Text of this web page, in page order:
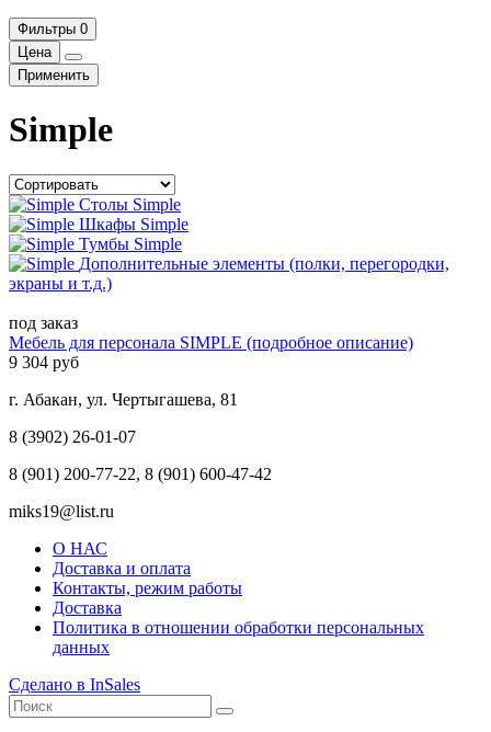
Фильтры 0
Цена
Применить
Simple
Столы Simple
Шкафы Simple
Тумбы Simple
Дополнительные элементы (полки, перегородки,
экраны и т.д.)
под заказ
Мебель для персонала SIMPLE (подробное описание)
9 304 руб
г. Абакан, ул. Чертыгашева, 81
8 (3902) 26-01-07
8 (901) 200-77-22, 8 (901) 600-47-42
miks19@list.ru
О НАС
Доставка и оплата
Контакты, режим работы
Доставка
Политика в отношении обработки персональных
данных
Сделано в InSales